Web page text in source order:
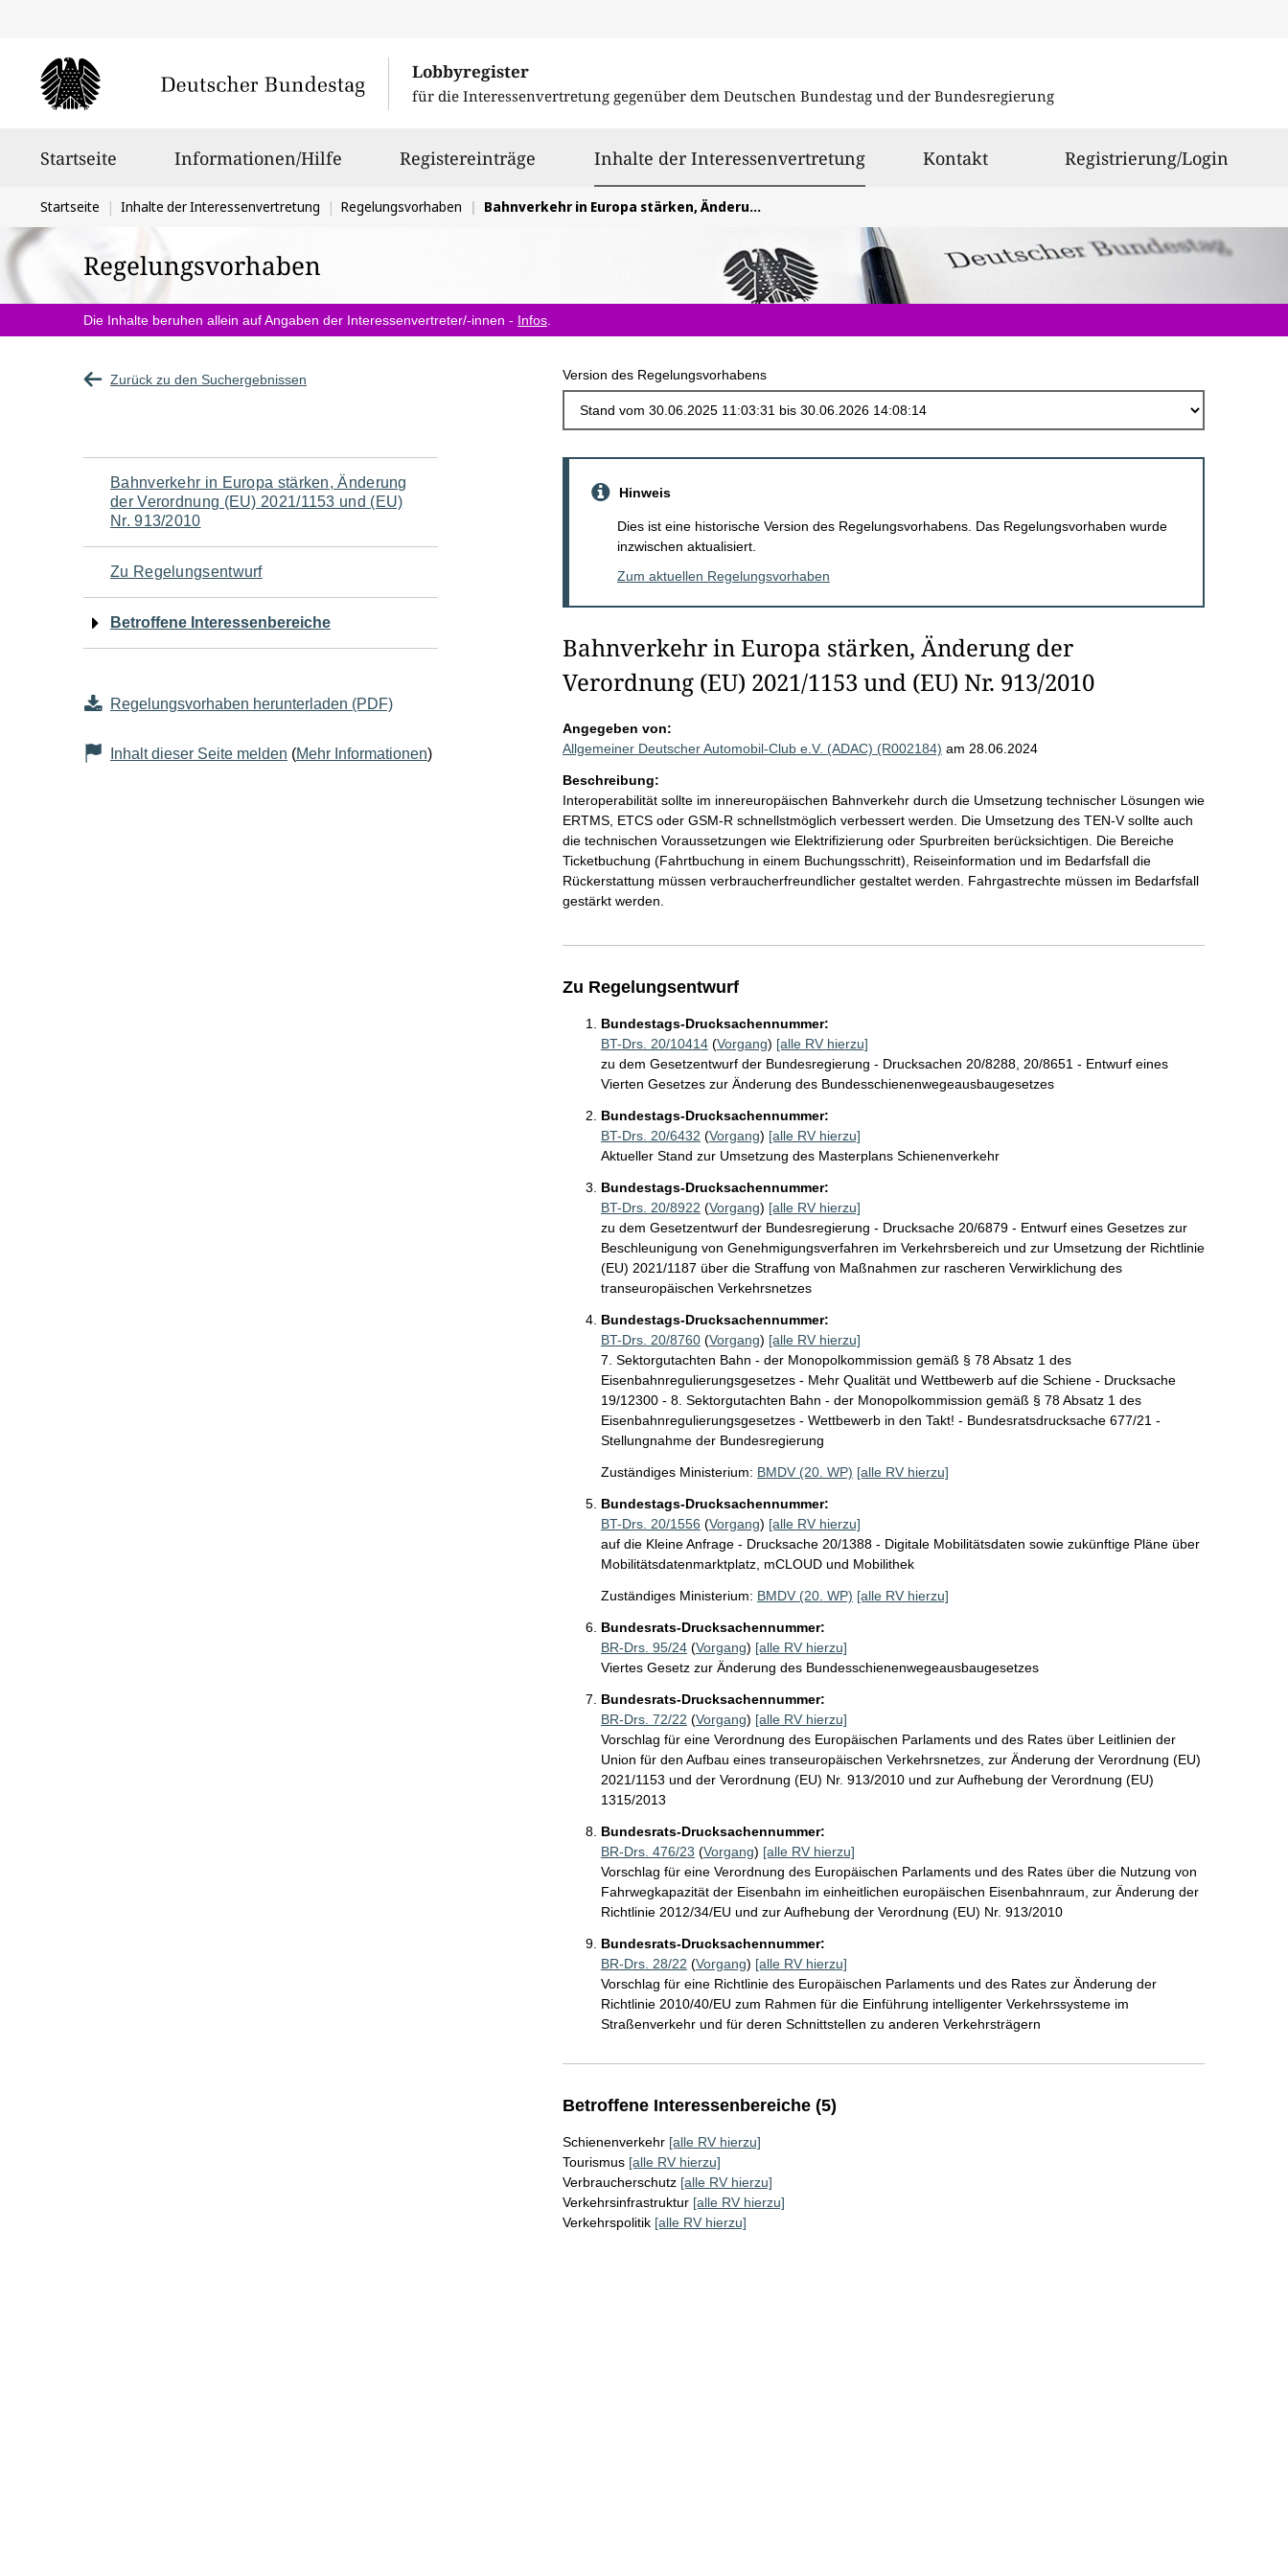
Lobbyregister
für die Interessenvertretung gegenüber dem Deutschen Bundestag und der Bundesregierung
Startseite Informationen/Hilfe Registereinträge Inhalte der Interessenvertretungausgewählt
Kontakt Registrierung/Login
Sie
befinden
sich
hier:
Startseite Inhalte der Interessenvertretung Regelungsvorhaben Bahnverkehr in Europa stärken, Änderung der Verordnung (EU) 2021/1153 und (EU) Nr. 913/2010
Regelungsvorhaben
Die Inhalte beruhen allein auf Angaben der Interessenvertreter/-innen - Infos
Zurück zu den Suchergebnissen Version des Regelungsvorhabens
Navigation
für
den
Seiteninhalt
Bahnverkehr in Europa stärken, Änderung
der Verordnung (EU) 2021/1153 und (EU)
Nr. 913/2010
Zu Regelungsentwurf
Betroffene Interessenbereiche
Regelungsvorhaben herunterladen (PDF)
Inhalt dieser Seite melden (Mehr Informationen)
Hinweis
Dies ist eine historische Version des Regelungsvorhabens. Das Regelungsvorhaben wurde
inzwischen aktualisiert.
Zum aktuellen Regelungsvorhaben
Bahnverkehr in Europa stärken, Änderung der
Verordnung (EU) 2021/1153 und (EU) Nr. 913/2010
Angegeben von:
Allgemeiner Deutscher Automobil-Club e.V. (ADAC) (R002184) am 28.06.2024
Beschreibung:
Interoperabilität sollte im innereuropäischen Bahnverkehr durch die Umsetzung technischer Lösungen wie
ERTMS, ETCS oder GSM-R schnellstmöglich verbessert werden. Die Umsetzung des TEN-V sollte auch
die technischen Voraussetzungen wie Elektrifizierung oder Spurbreiten berücksichtigen. Die Bereiche
Ticketbuchung (Fahrtbuchung in einem Buchungsschritt), Reiseinformation und im Bedarfsfall die
Rückerstattung müssen verbraucherfreundlicher gestaltet werden. Fahrgastrechte müssen im Bedarfsfall
gestärkt werden.
Zu Regelungsentwurf
Bundestags-Drucksachennummer:
BT-Drs. 20/10414(Vorgang) [alle RV hierzu]
zu dem Gesetzentwurf der Bundesregierung - Drucksachen 20/8288, 20/8651 - Entwurf eines
Vierten Gesetzes zur Änderung des Bundesschienenwegeausbaugesetzes
Bundestags-Drucksachennummer:
BT-Drs. 20/6432 (Vorgang) [alle RV hierzu]
Aktueller Stand zur Umsetzung des Masterplans Schienenverkehr
Bundestags-Drucksachennummer:
BT-Drs. 20/8922 (Vorgang) [alle RV hierzu]
zu dem Gesetzentwurf der Bundesregierung - Drucksache 20/6879 - Entwurf eines Gesetzes zur
Beschleunigung von Genehmigungsverfahren im Verkehrsbereich und zur Umsetzung der Richtlinie
(EU) 2021/1187 über die Straffung von Maßnahmen zur rascheren Verwirklichung des
transeuropäischen Verkehrsnetzes
Bundestags-Drucksachennummer:
BT-Drs. 20/8760(Vorgang) [alle RV hierzu]
7. Sektorgutachten Bahn - der Monopolkommission gemäß § 78 Absatz 1 des
Eisenbahnregulierungsgesetzes - Mehr Qualität und Wettbewerb auf die Schiene - Drucksache
19/12300 - 8. Sektorgutachten Bahn - der Monopolkommission gemäß § 78 Absatz 1 des
Eisenbahnregulierungsgesetzes - Wettbewerb in den Takt! - Bundesratsdrucksache 677/21 -
Stellungnahme der Bundesregierung
Zuständiges Ministerium: BMDV (20. WP) [alle RV hierzu]
Bundestags-Drucksachennummer:
BT-Drs. 20/1556 (Vorgang) [alle RV hierzu]
auf die Kleine Anfrage - Drucksache 20/1388 - Digitale Mobilitätsdaten sowie zukünftige Pläne über
Mobilitätsdatenmarktplatz, mCLOUD und Mobilithek
Zuständiges Ministerium: BMDV (20. WP) [alle RV hierzu]
Bundesrats-Drucksachennummer:
BR-Drs. 95/24(Vorgang) [alle RV hierzu]
Viertes Gesetz zur Änderung des Bundesschienenwegeausbaugesetzes
Bundesrats-Drucksachennummer:
BR-Drs. 72/22 (Vorgang) [alle RV hierzu]
Vorschlag für eine Verordnung des Europäischen Parlaments und des Rates über Leitlinien der
Union für den Aufbau eines transeuropäischen Verkehrsnetzes, zur Änderung der Verordnung (EU)
2021/1153 und der Verordnung (EU) Nr. 913/2010 und zur Aufhebung der Verordnung (EU)
1315/2013
Bundesrats-Drucksachennummer:
BR-Drs. 476/23 (Vorgang) [alle RV hierzu]
Vorschlag für eine Verordnung des Europäischen Parlaments und des Rates über die Nutzung von
Fahrwegkapazität der Eisenbahn im einheitlichen europäischen Eisenbahnraum, zur Änderung der
Richtlinie 2012/34/EU und zur Aufhebung der Verordnung (EU) Nr. 913/2010
Bundesrats-Drucksachennummer:
BR-Drs. 28/22 (Vorgang) [alle RV hierzu]
Vorschlag für eine Richtlinie des Europäischen Parlaments und des Rates zur Änderung der
Richtlinie 2010/40/EU zum Rahmen für die Einführung intelligenter Verkehrssysteme im
Straßenverkehr und für deren Schnittstellen zu anderen Verkehrsträgern
Betroffene Interessenbereiche (5)
Schienenverkehr [alle RV hierzu]
Tourismus [alle RV hierzu]
Verbraucherschutz [alle RV hierzu]
Verkehrsinfrastruktur [alle RV hierzu]
Verkehrspolitik [alle RV hierzu]